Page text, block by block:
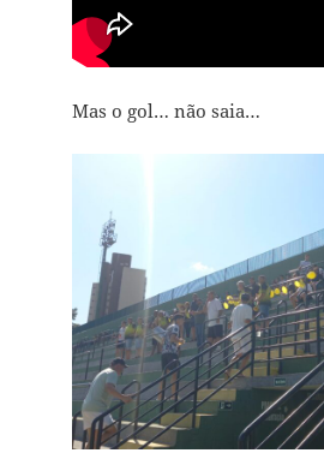
Mas o gol… não saia…